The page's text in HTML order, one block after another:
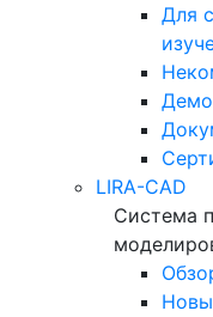
Для
LIRA-CAD
Система